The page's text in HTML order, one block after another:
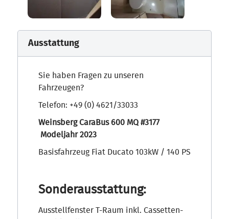
Ausstattung
Sie haben Fragen zu unseren
Fahrzeugen?
Telefon: +49 (0) 4621/33033
Weinsberg CaraBus 600 MQ #3177
Modeljahr 2023
Basisfahrzeug Fiat Ducato 103kW / 140 PS
Sonderausstattung:
Ausstellfenster T-Raum inkl. Cassetten-